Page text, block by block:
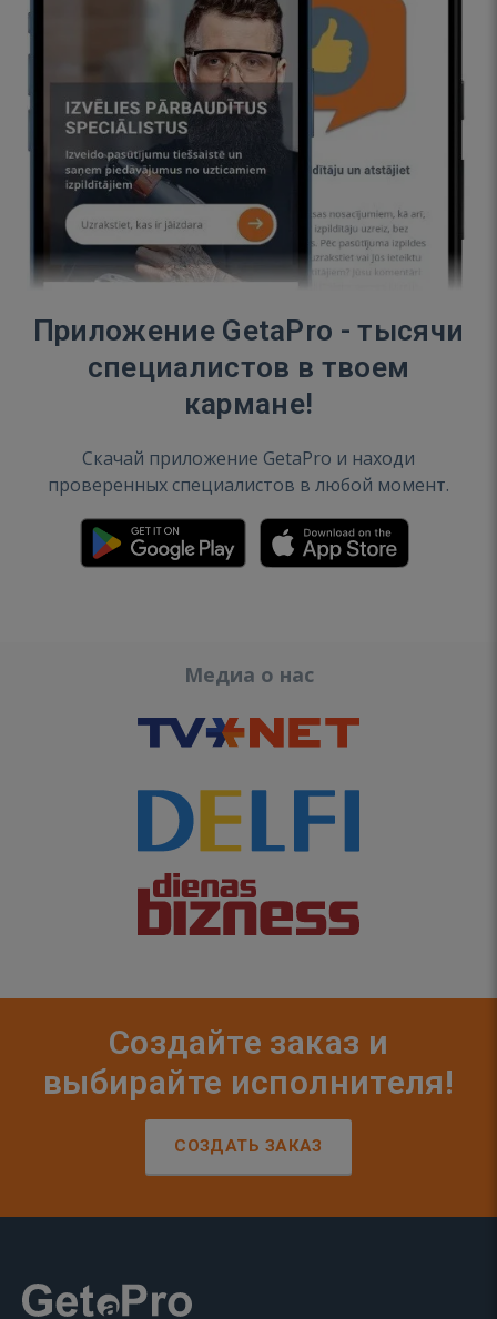
Приложение GetaPro - тысячи
специалистов в твоем
кармане!
Скачай приложение GetaPro и находи
проверенных специалистов в любой момент.
Медиа о нас
Создайте заказ и
выбирайте исполнителя!
СОЗДАТЬ ЗАКАЗ